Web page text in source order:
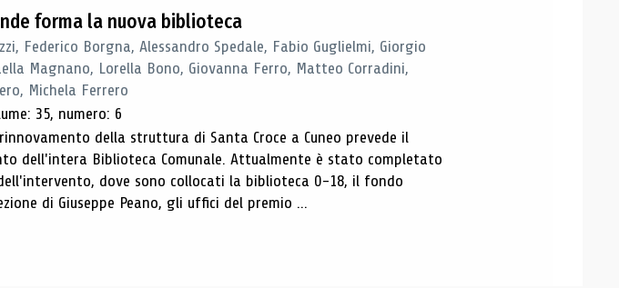
forma la nuova biblioteca
Federico Borgna, Alessandro Spedale, Fabio Guglielmi, Giorgio
Magnano, Lorella Bono, Giovanna Ferro, Matteo Corradini,
Michela Ferrero
35, numero: 6
della struttura di Santa Croce a Cuneo prevede il
dell'intera Biblioteca Comunale. Attualmente è stato completato
dove sono collocati la biblioteca 0-18, il fondo
di Giuseppe Peano, gli uffici del premio ...